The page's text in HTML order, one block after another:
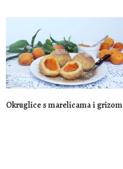
Okruglice s marelicama i grizom